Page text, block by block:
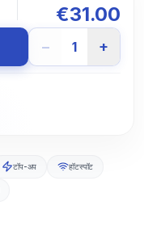
€31.00
− 1 +
टॉप-अप हॉटस्पॉट